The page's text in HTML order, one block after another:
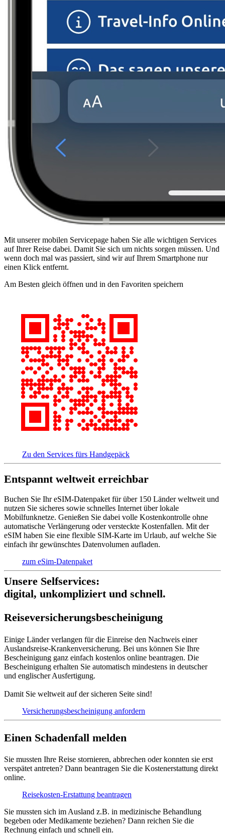
Mit unserer mobilen Servicepage haben Sie alle wichtigen Services
auf Ihrer Reise dabei. Damit Sie sich um nichts sorgen müssen. Und
wenn doch mal was passiert, sind wir auf Ihrem Smartphone nur
einen Klick entfernt.
Am Besten gleich öffnen und in den Favoriten speichern
Zu den Services fürs Handgepäck
Entspannt weltweit erreichbar
Buchen Sie Ihr eSIM-Datenpaket für über 150 Länder weltweit und
nutzen Sie sicheres sowie schnelles Internet über lokale
Mobilfunknetze. Genießen Sie dabei volle Kostenkontrolle ohne
automatische Verlängerung oder versteckte Kostenfallen. Mit der
eSIM haben Sie eine flexible SIM-Karte im Urlaub, auf welche Sie
einfach ihr gewünschtes Datenvolumen aufladen.
zum eSim-Datenpaket
Unsere Selfservices:
digital, unkompliziert und schnell.
Reise­versich­erungs­beschei­nigung
Einige Länder verlangen für die Einreise den Nachweis einer
Auslandsreise-Krankenversicherung. Bei uns können Sie Ihre
Bescheinigung ganz einfach kostenlos online beantragen. Die
Bescheinigung erhalten Sie automatisch mindestens in deutscher
und englischer Ausfertigung.
Damit Sie weltweit auf der sicheren Seite sind!
Versicherungs­bescheinigung anfordern
Einen Schadenfall melden
Sie mussten Ihre Reise stornieren, abbrechen oder konnten sie erst
verspätet antreten? Dann beantragen Sie die Kostenerstattung direkt
online.
Reisekosten-Erstattung beantragen
Sie mussten sich im Ausland z.B. in medizinische Behandlung
begeben oder Medikamente beziehen? Dann reichen Sie die
Rechnung einfach und schnell ein.